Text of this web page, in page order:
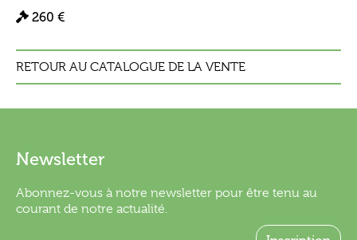
260 €
RETOUR AU CATALOGUE DE LA VENTE
Newsletter
Abonnez-vous à notre newsletter pour être tenu au
courant de notre actualité.